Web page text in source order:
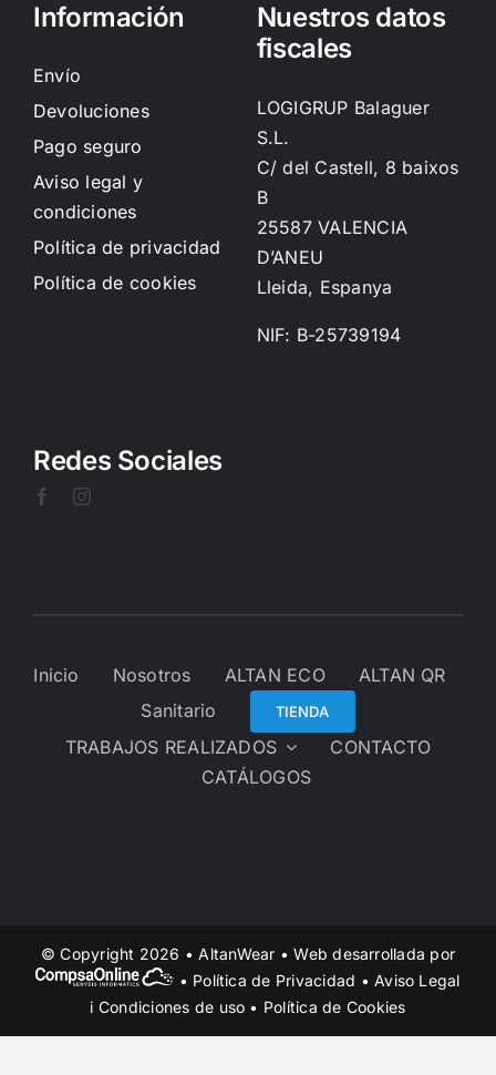
Información
Envío
Devoluciones
Pago seguro
Aviso legal y
condiciones
Política de privacidad
Política de cookies
Nuestros datos
fiscales
LOGIGRUP Balaguer
S.L.
C/ del Castell, 8 baixos
B
25587 VALENCIA
D’ANEU
Lleida, Espanya
NIF: B-25739194
Redes Sociales
Inicio Nosotros ALTAN ECO
ALTAN QR
Sanitario
TIENDA
TRABAJOS REALIZADOS
CONTACTO
CATÁLOGOS
© Copyright 2026 • AltanWear • Web desarrollada por
• Política de Privacidad •Aviso Legal
i Condiciones de uso • Política de Cookies